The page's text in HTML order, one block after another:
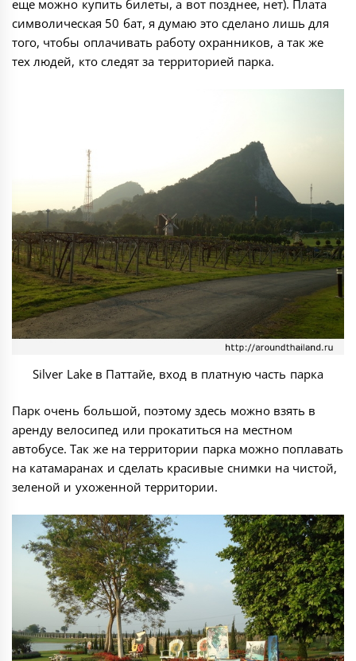
еще можно купить билеты, а вот позднее, нет). Плата
символическая 50 бат, я думаю это сделано лишь для
того, чтобы оплачивать работу охранников, а так же
тех людей, кто следят за территорией парка.
Silver Lake в Паттайе, вход в платную часть парка
Парк очень большой, поэтому здесь можно взять в
аренду велосипед или прокатиться на местном
автобусе. Так же на территории парка можно поплавать
на катамаранах и сделать красивые снимки на чистой,
зеленой и ухоженной территории.